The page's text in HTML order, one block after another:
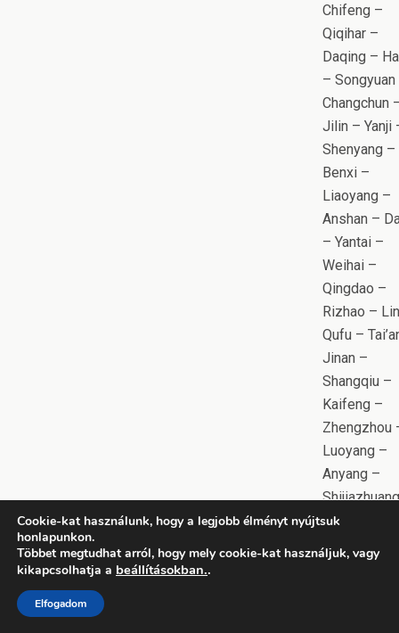
Chifeng –
Qiqihar –
Daqing –
–
Changchun
Jilin – Yanji
Shenyang –
Benxi –
Liaoyang –
Anshan –
– Yantai –
Weihai –
Qingdao –
Rizhao –
Qufu –
Jinan –
Shangqiu –
Kaifeng –
Zhengzhou
Luoyang –
Anyang –
Cookie-kat használunk, hogy a legjobb élményt nyújtsuk
honlapunkon.
Többet megtudhat arról, hogy mely cookie-kat használjuk, vagy
kikapcsolhatja a beállításokban..
Elfogadom